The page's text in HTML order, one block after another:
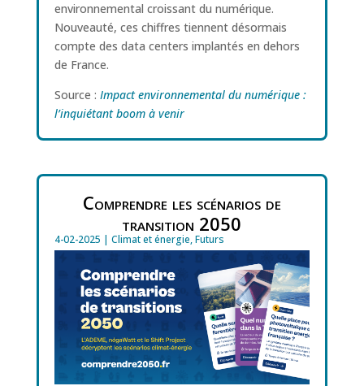
environnemental croissant du numérique.
Nouveauté, ces chiffres tiennent désormais
compte des data centers implantés en dehors
de France.
Source : Impact environnemental du numérique :
l’inquiétant boom à venir
Comprendre les scénarios de
transition 2050
4-02-2025 | Climat et énergie,Futurs